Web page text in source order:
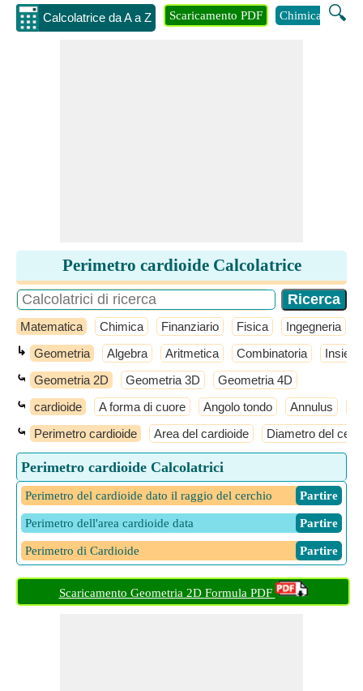
Calcolatrice da A a Z 🔍
Scaricamento PDF Chimica
Perimetro cardioide Calcolatrice
Matematica Chimica Finanziario Fisica Ingegneria
↳ Geometria Algebra Aritmetica Combinatoria
⤿ Geometria 2D Geometria 3D Geometria 4D
⤿ cardioide A forma di cuore Angolo tondo Annulus
⤿ Perimetro cardioide Area del cardioide Diametro del
Perimetro cardioide Calcolatrici
Perimetro del cardioide dato il raggio del cerchio ​ Partire
Perimetro dell'area cardioide data ​ Partire
Perimetro di Cardioide ​ Partire
Scaricamento Geometria 2D Formula PDF